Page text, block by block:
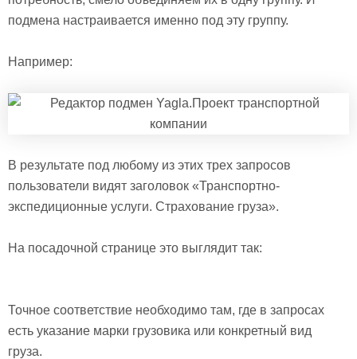
подмена настраивается именно под эту группу.
Например:
В результате под любому из этих трех запросов
пользователи видят заголовок «Транспортно-
экспедиционные услуги. Страхование груза».
На посадочной странице это выглядит так:
Точное соответствие необходимо там, где в запросах
есть указание марки грузовика или конкретный вид
груза.